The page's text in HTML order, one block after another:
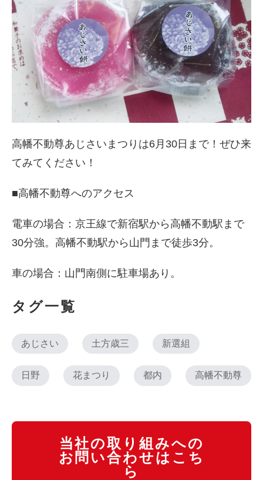
高幡不動尊あじさいまつりは6月30日まで！ぜひ来
てみてください！
■高幡不動尊へのアクセス
電車の場合：京王線で新宿駅から高幡不動駅まで
30分強。高幡不動駅から山門まで徒歩3分。
車の場合：山門南側に駐車場あり。
タグ一覧
あじさい 土方歳三 新選組
日野 花まつり 都内 高幡不動尊
当社の取り組みへの
お問い合わせはこち
ら